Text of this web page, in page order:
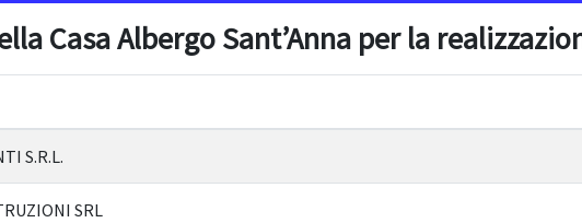
Casa Albergo Sant’Anna per la
S.R.L.
SRL